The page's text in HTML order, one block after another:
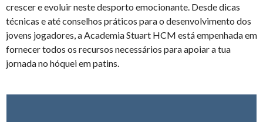
crescer e evoluir neste desporto emocionante. Desde dicas
técnicas e até conselhos práticos para o desenvolvimento dos
jovens jogadores, a Academia Stuart HCM está empenhada em
fornecer todos os recursos necessários para apoiar a tua
jornada no hóquei em patins.